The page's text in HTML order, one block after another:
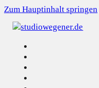
Zum Hauptinhalt springen